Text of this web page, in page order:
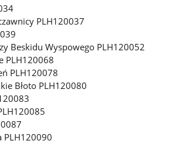
PLH120037
Beskidu Wyspowego PLH120052
PLH120068
PLH120078
Błoto PLH120080
PLH120090